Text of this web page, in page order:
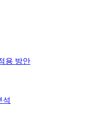
용 방안
석